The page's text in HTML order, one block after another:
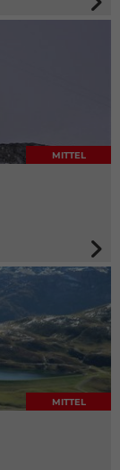
MITTEL
MITTEL